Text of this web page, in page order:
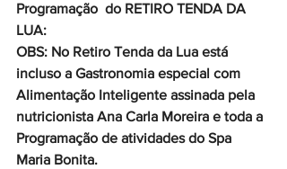
Programação  do RETIRO TENDA DA
LUA:
OBS: No Retiro Tenda da Lua está
incluso a Gastronomia especial com
Alimentação Inteligente assinada pela
nutricionista Ana Carla Moreira e toda a
Programação de atividades do Spa
Maria Bonita.